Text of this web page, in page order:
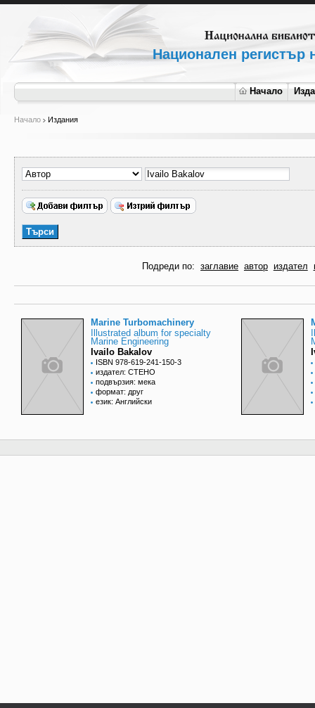
Национален регистър
Начало
Начало Издания
Подреди по: заглавие автор издател
Marine Turbomachinery
Illustrated album for specialty
Marine Engineering
Ivailo Bakalov
ISBN 978-619-241-150-3
издател: СТЕНО
подвързия: мека
формат: друг
език: Английски